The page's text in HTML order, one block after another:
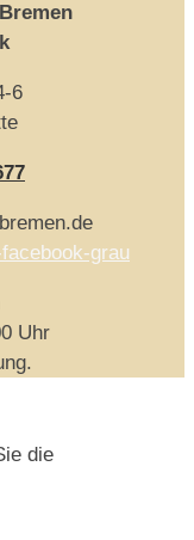
6
Uhr
die